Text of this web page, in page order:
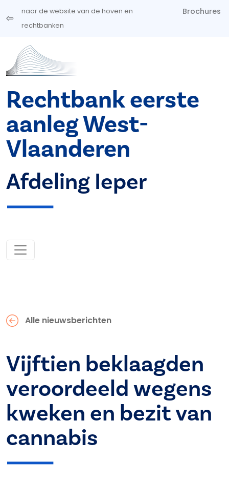
Overslaan en naar de inhoud gaan
naar de website van de hoven en
rechtbanken
Brochures
Rechtbank eerste
aanleg West-
Vlaanderen
Afdeling Ieper
Alle nieuwsberichten
Vijftien beklaagden
veroordeeld wegens
kweken en bezit van
cannabis